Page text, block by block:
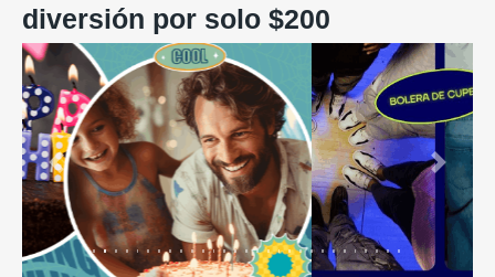
diversión por solo $200
Previous Next